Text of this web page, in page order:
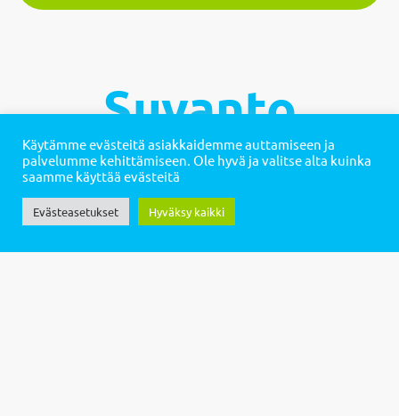
Suvanto
PALVELUT
Käytämme evästeitä asiakkaidemme auttamiseen ja
palvelumme kehittämiseen. Ole hyvä ja valitse alta kuinka
saamme käyttää evästeitä
Evästeasetukset Hyväksy kaikki